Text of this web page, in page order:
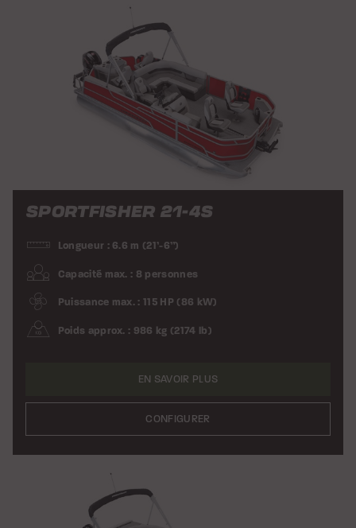
SPORTFISHER 21-4S
Longueur : 6.6 m (21’-6”)
Capacité max. : 8 personnes
Puissance max. : 115 HP (86 kW)
Poids approx. : 986 kg (2174 lb)
EN SAVOIR PLUS
CONFIGURER